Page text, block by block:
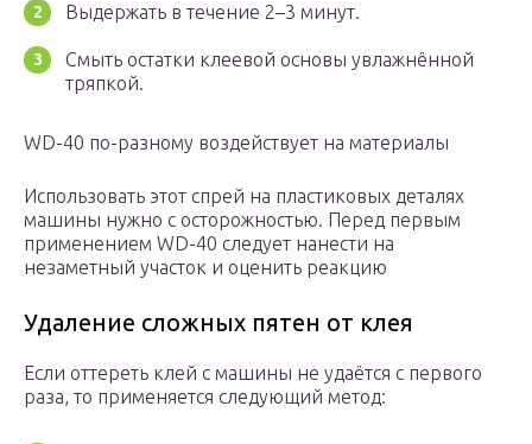
Выдержать в течение 2–3 минут.
Смыть остатки клеевой основы увлажнённой
тряпкой.
WD-40 по-разному воздействует на материалы
Использовать этот спрей на пластиковых деталях
машины нужно с осторожностью. Перед первым
применением WD-40 следует нанести на
незаметный участок и оценить реакцию
Удаление сложных пятен от клея
Если оттереть клей с машины не удаётся с первого
раза, то применяется следующий метод: